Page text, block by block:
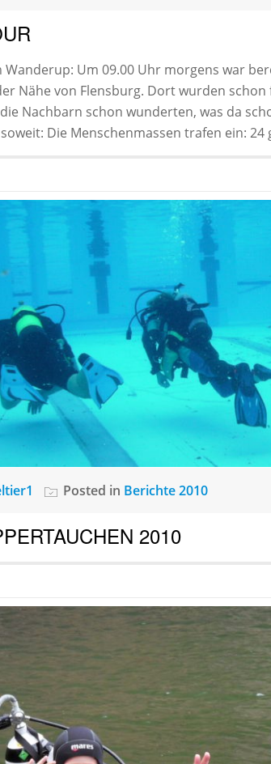
Wanderup: Um 09.00 Uhr morgens war
Nähe von Flensburg. Dort wurden
Nachbarn schon wunderten, was da
Die Menschenmassen trafen ein:
Posted in Berichte 2010
2010